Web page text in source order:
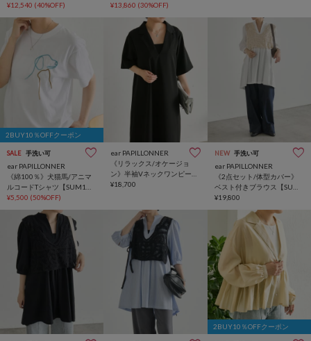
STYLE(スミスタイル)】
¥12,540 (40%OFF)
STYLE(スミスタイル)】
¥13,860 (30%OFF)
2BUY10％OFFクーポン
SALE 手洗い可
ear PAPILLONNER
《綿100％》犬猫馬/アニマ
ルコードTシャツ【SUM1
STYLE(スミスタイル)】
¥5,500 (50%OFF)
ear PAPILLONNER
《リラックス/オケージョ
ン》半袖Vネックワンピース
【SUM1 STYLE(スミスタイ
¥18,700
NEW 手洗い可
ear PAPILLONNER
《2点セット/体型カバー》
ベスト付きブラウス【SUM1
STYLE(スミスタイル)】
¥19,800
2BUY10％OFFクーポン